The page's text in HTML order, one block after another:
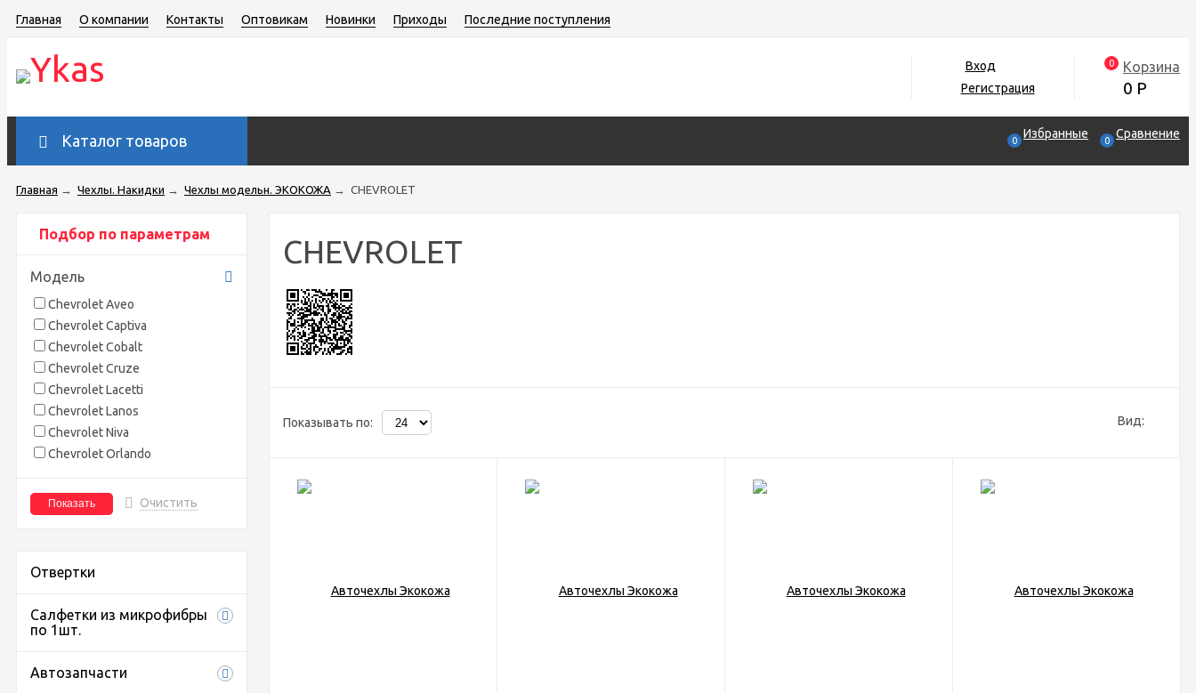
Главная О компании Контакты Оптовикам Новинки Приходы Последние поступления
Вход
Регистрация
0 Корзина
0 Р
Каталог товаров 0 Избранные 0 Сравнение
Главная → Чехлы. Накидки → Чехлы модельн. ЭКОКОЖА → CHEVROLET
Подбор по параметрам
Модель
Chevrolet Aveo
Chevrolet Captiva
Chevrolet Cobalt
Chevrolet Cruze
Chevrolet Lacetti
Chevrolet Lanos
Chevrolet Niva
Chevrolet Orlando
Очистить
Отвертки
Салфетки из микрофибры
по 1шт.
Автозапчасти
CHEVROLET
Показывать по: Вид: